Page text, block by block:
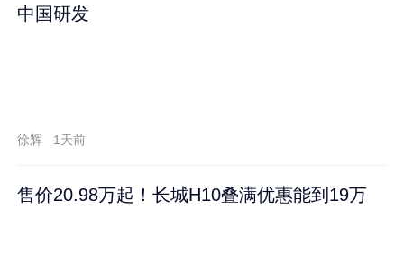
中国研发
徐辉 1天前
售价20.98万起！长城H10叠满优惠能到19万